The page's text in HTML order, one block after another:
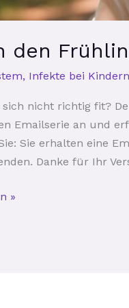
den
, Infekte bei Kindern
nicht richtig fit?
Emailserie an und
Sie erhalten eine
Danke für Ihr
»